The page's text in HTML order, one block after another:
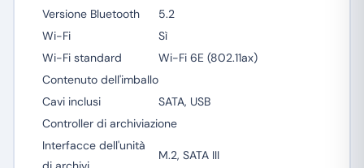
Versione Bluetooth
5.2
Wi-Fi
Sì
Wi-Fi standard
Wi-Fi 6E (802.11ax)
Contenuto dell'imballo
Cavi inclusi
SATA, USB
Controller di archiviazione
Interfacce dell'unità
M.2, SATA III